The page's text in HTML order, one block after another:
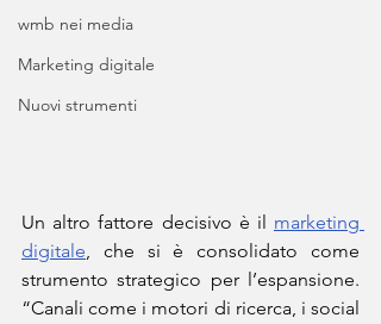
wmb nei media
Marketing digitale
Nuovi strumenti
Un altro fattore decisivo è il marketing
digitale, che si è consolidato come
strumento strategico per l’espansione.
“Canali come i motori di ricerca, i social